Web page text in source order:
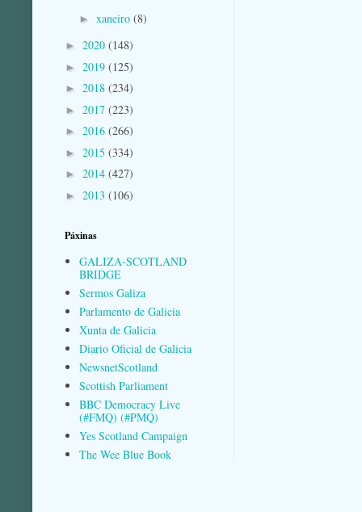
► xaneiro (8)
► 2020 (148)
► 2019 (125)
► 2018 (234)
► 2017 (223)
► 2016 (266)
► 2015 (334)
► 2014 (427)
► 2013 (106)
Páxinas
GALIZA-SCOTLAND
BRIDGE
Sermos Galiza
Parlamento de Galicia
Xunta de Galicia
Diario Oficial de Galicia
NewsnetScotland
Scottish Parliament
BBC Democracy Live
(#FMQ) (#PMQ)
Yes Scotland Campaign
The Wee Blue Book